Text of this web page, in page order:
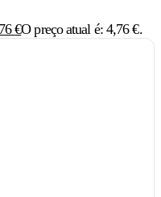
€O preço atual é: 4,76 €.